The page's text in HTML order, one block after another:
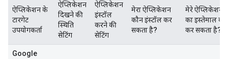
ऐप्लिकेशन के
टारगेट
उपयोगकर्ता
ऐप्लिकेशन
दिखने की
स्थिति
सेटिंग
ऐप्लिकेशन
इंस्टॉल
करने की
सेटिंग
मेरा ऐप्लिकेशन
कौन इंस्टॉल कर
सकता है?
मेरे ऐप्लिकेशन
का इस्तेमाल
कर सकता है?
Google